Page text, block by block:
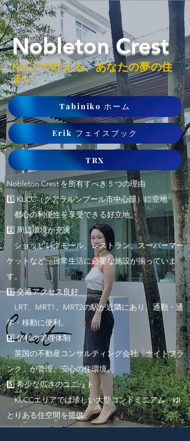
Nobleton Crest
KLCCで叶える、あなたの夢の住
まい
Tabiniko ホーム
Erik フェイスブック
TRX
Nobleton Crest を所有すべき 5 つの理由
1️⃣ KLCC（クアラルンプール市中心部）に立地
都心の利便性を享受できる好立地。
2️⃣ 周辺環境が充実
ショッピングモール、レストラン、スーパーマー
ケットなど、日常生活に必要な施設が揃っていま
す。
3️⃣ 交通アクセス良好
LRT、MRT1、MRT2の駅が近隣にあり、通勤・通
学・移動に便利。
4️⃣ 信頼の管理体制
英国の不動産コンサルティング会社「ナイトフラ
ンク」が管理。安心の住環境。
5️⃣ 希少な広さのユニット
KLCCエリアでは珍しい大型コンドミニアム。ゆ
とりある住空間を提供。